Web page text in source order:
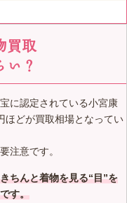
買取
い？
に認定されている小宮康
ほどが買取相場となってい
注意です。
ちんと着物を見る“目”を
す。